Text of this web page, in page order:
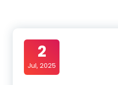
2
Jul, 2025